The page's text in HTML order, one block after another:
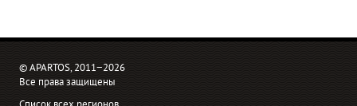
© APARTOS, 2011−2026
Все права защищены